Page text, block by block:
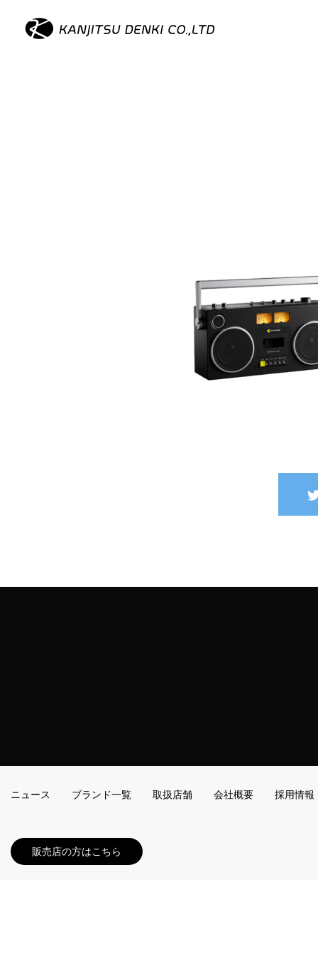
ニュース ブランド一覧 取扱店舗 会社概要 採用情報
販売店の方はこちら